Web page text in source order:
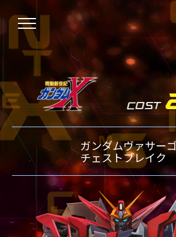
NEWS
ニュース
OVER BOOST
オーバーブースト
XVOOST
クロスブースト
EXVS2
エクストリームバーサス2
MAXI BOOST ON
マキシブーストオン
ガンダムヴァサー
チェストブレイク